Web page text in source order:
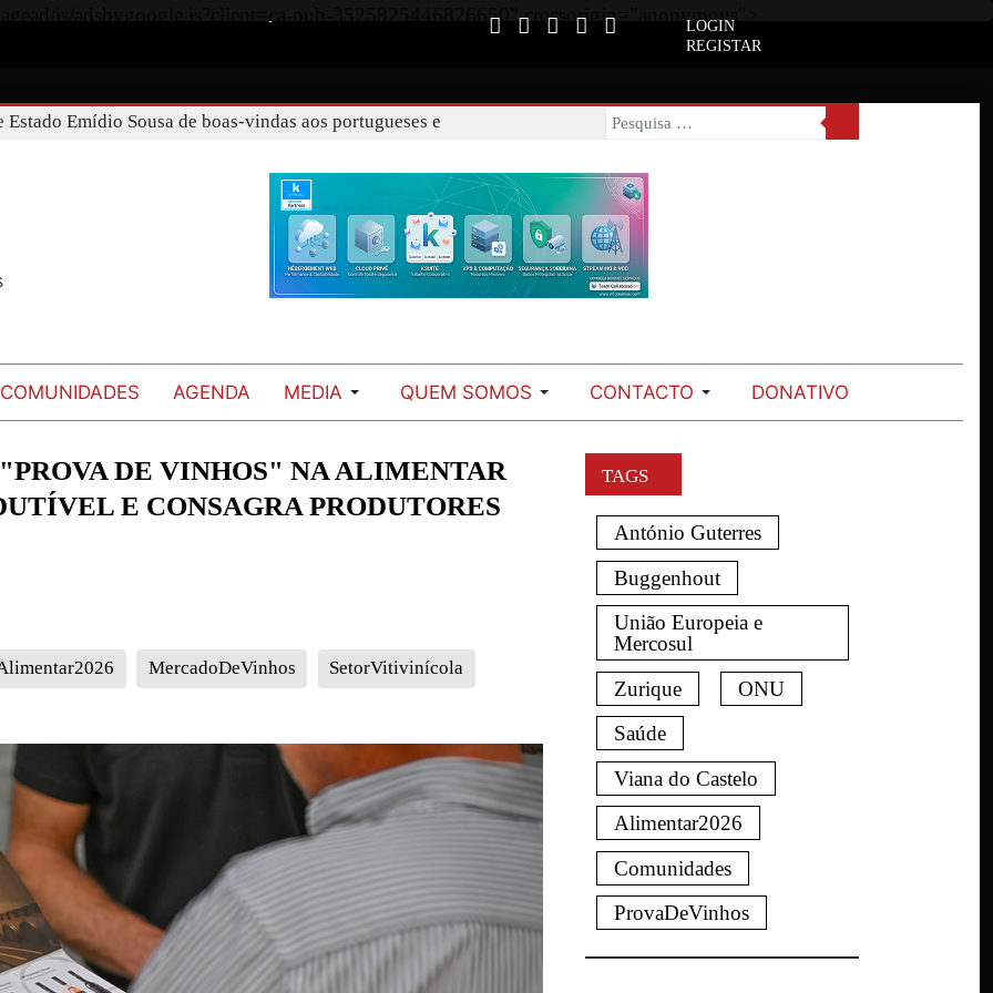
js/adsbygoogle.js?client=ca-pub-3525825446826650" crossorigin="anonymous">
LOGIN
REGISTAR
de factos para combater a desinformação
Emídio Sousa de boas-vindas aos portugueses e
COMUNIDADES AGENDA MEDIA QUEM SOMOS CONTACTO DONATIVO
DE VINHOS" NA ALIMENTAR
E CONSAGRA PRODUTORES
MercadoDeVinhos SetorVitivinícola
TAGS
António Guterres
Buggenhout
União Europeia e
Mercosul
Zurique
ONU
Saúde
Viana do Castelo
Alimentar2026
Comunidades
ProvaDeVinhos